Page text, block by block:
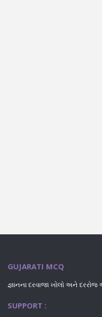
GUJARATI MCQ
જ્ઞાનના દરવાજા ખોલો અને
SUPPORT :